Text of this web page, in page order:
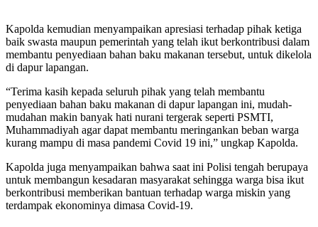
Kapolda kemudian menyampaikan apresiasi terhadap pihak ketiga
baik swasta maupun pemerintah yang telah ikut berkontribusi dalam
membantu penyediaan bahan baku makanan tersebut, untuk dikelola
di dapur lapangan.
“Terima kasih kepada seluruh pihak yang telah membantu
penyediaan bahan baku makanan di dapur lapangan ini, mudah-
mudahan makin banyak hati nurani tergerak seperti PSMTI,
Muhammadiyah agar dapat membantu meringankan beban warga
kurang mampu di masa pandemi Covid 19 ini,” ungkap Kapolda.
Kapolda juga menyampaikan bahwa saat ini Polisi tengah berupaya
untuk membangun kesadaran masyarakat sehingga warga bisa ikut
berkontribusi memberikan bantuan terhadap warga miskin yang
terdampak ekonominya dimasa Covid-19.